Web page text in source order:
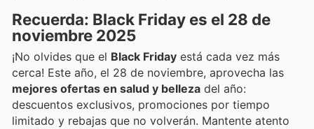
Recuerda: Black Friday es el 28 de
noviembre 2025
¡No olvides que el Black Friday está cada vez más
cerca! Este año, el 28 de noviembre, aprovecha las
mejores ofertas en salud y belleza del año:
descuentos exclusivos, promociones por tiempo
limitado y rebajas que no volverán. Mantente atento